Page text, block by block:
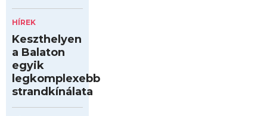
HÍREK
Keszthelyen
a Balaton
egyik
legkomplexebb
strandkínálata